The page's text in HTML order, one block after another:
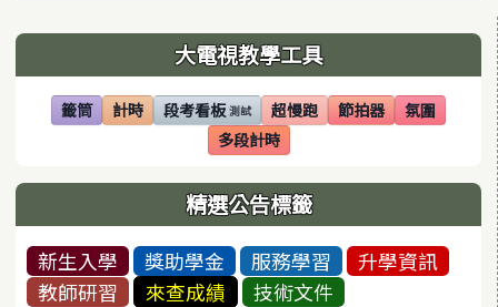
左邊區域內容 大電視教學工具
籤筒
(另開視窗)
計時
(另開視窗)段考看板 測試
(另開視窗) 超慢跑
(另開視窗)節拍器
(另開視窗)氛圍
(另開視窗)
多段計時
(另開視窗)
精選公告標籤
新生入學 獎助學金 服務學習
升學資訊
教師研習
來查成績 技術文件